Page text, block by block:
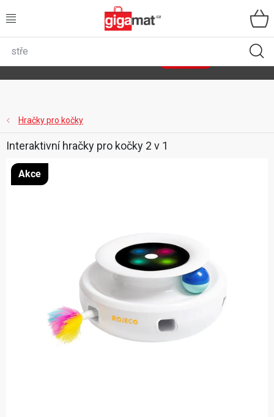
na
VŠECHNY KATEGORIE
ZAHRADA
DÍLNA
ÚLOŽNÉ BOXY
Hračky pro kočky
Interaktivní hračky pro kočky 2 v 1
Akce